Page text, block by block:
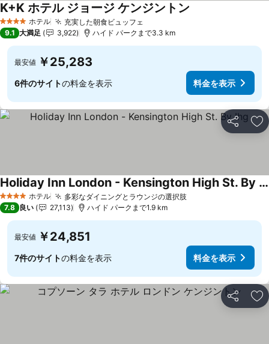
4 ホテルのランク
ホテル 充実した朝食ビュッフェ
K+K ホテル ジョージ ケンジントン
9.1 大満足 3,922 ハイド パークまで3.3 km
最安値 ￥25,283
6件のサイトの料金を表示 料金を表示
シェア お
4 ホテルのランク
ホテル 多彩なダイニングとラウンジの選択肢
Holiday Inn London - Kensington High St. By Ihg
7.8 良い 27,113 ハイド パークまで1.9 km
最安値 ￥24,851
7件のサイトの料金を表示 料金を表示
シェア お